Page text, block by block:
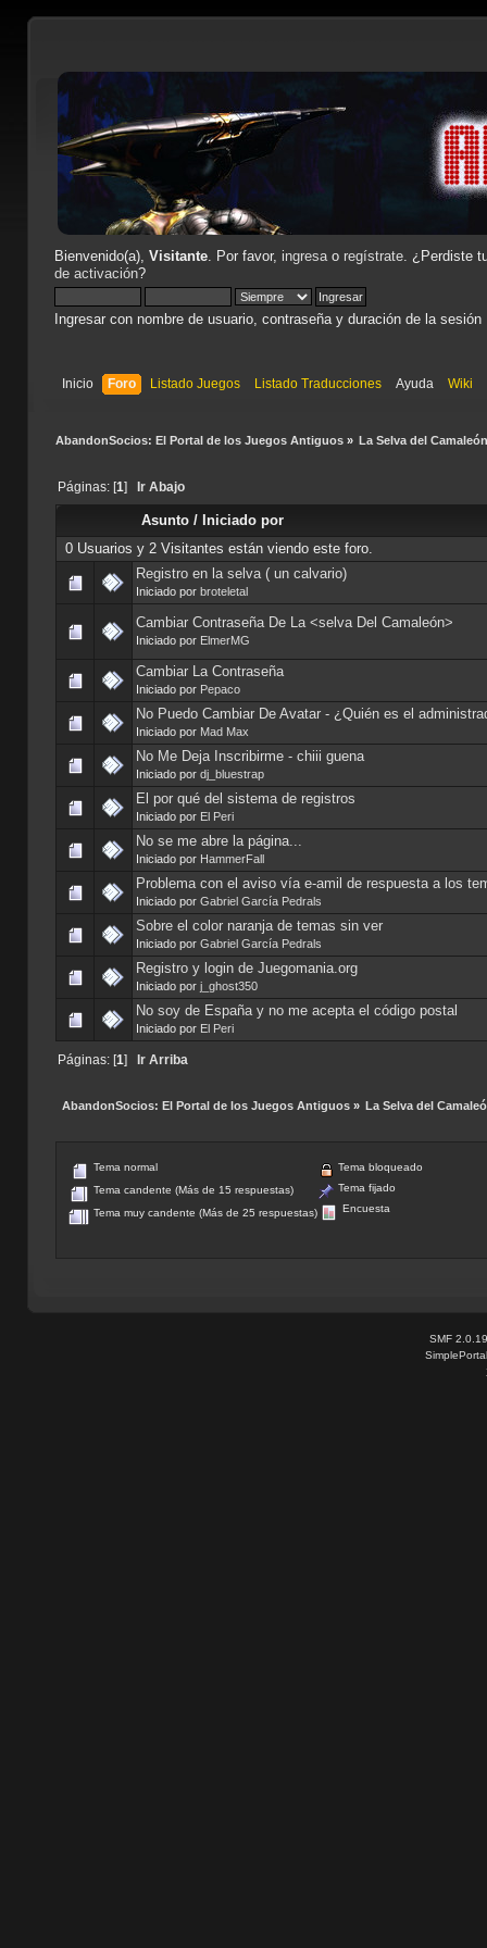
Bienvenido(a), Visitante. Por favor, ingresao regístrate. ¿Perdiste
de activación?
Ingresar con nombre de usuario, contraseña y duración de la sesión
Inicio Foro Listado Juegos Listado Traducciones Ayuda Wiki
AbandonSocios: El Portal de los Juegos Antiguos» La Selva del
Páginas: [1] Ir Abajo
Asunto/ Iniciado por
0 Usuarios y 2 Visitantes están viendo este foro.
Registro en la selva ( un calvario)
Iniciado por broteletal
Cambiar Contraseña De La <selva Del Camaleón>
Iniciado por ElmerMG
Cambiar La Contraseña
Iniciado por Pepaco
No Puedo Cambiar De Avatar - ¿Quién es el
Iniciado por Mad Max
No Me Deja Inscribirme - chiii guena
Iniciado por dj_bluestrap
El por qué del sistema de registros
Iniciado por El Peri
No se me abre la página...
Iniciado por HammerFall
Problema con el aviso vía e-amil de respuesta a los
Iniciado por Gabriel García Pedrals
Sobre el color naranja de temas sin ver
Iniciado por Gabriel García Pedrals
Registro y login de Juegomania.org
Iniciado por j_ghost350
No soy de España y no me acepta el código postal
Iniciado por El Peri
Páginas: [1] Ir Arriba
AbandonSocios: El Portal de los Juegos Antiguos» La Selva del
Tema normal
Tema candente (Más de 15 respuestas)
Tema muy candente (Más de 25 respuestas)
Tema bloqueado
Tema fijado
Encuesta
SMF 2.0.19